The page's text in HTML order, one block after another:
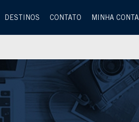
DESTINOS CONTATO MINHA CONTA